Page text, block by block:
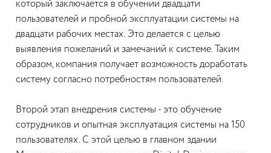
который заключается в обучении двадцати
пользователей и пробной эксплуатации системы на
двадцати рабочих местах. Это делается с целью
выявления пожеланий и замечаний к системе. Таким
образом, компания получает возможность доработать
систему согласно потребностям пользователей.
Второй этап внедрения системы - это обучение
сотрудников и опытная эксплуатация системы на 150
пользователях. С этой целью в главном здании